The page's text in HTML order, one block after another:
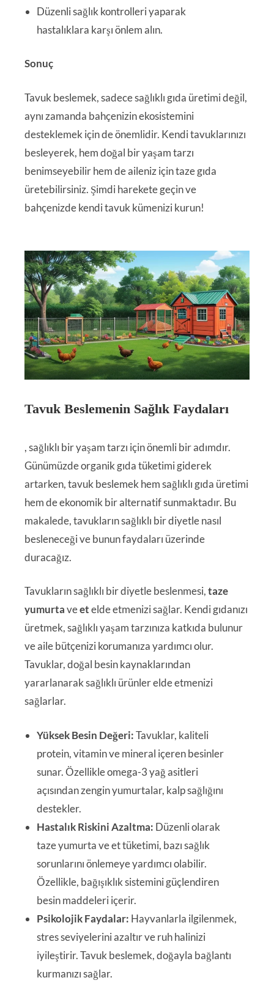
Düzenli sağlık kontrolleri yaparak
hastalıklara karşı önlem alın.
Sonuç
Tavuk beslemek, sadece sağlıklı gıda üretimi değil,
aynı zamanda bahçenizin ekosistemini
desteklemek için de önemlidir. Kendi tavuklarınızı
besleyerek, hem doğal bir yaşam tarzı
benimseyebilir hem de aileniz için taze gıda
üretebilirsiniz. Şimdi harekete geçin ve
bahçenizde kendi tavuk kümenizi kurun!
Tavuk Beslemenin Sağlık Faydaları
, sağlıklı bir yaşam tarzı için önemli bir adımdır.
Günümüzde organik gıda tüketimi giderek
artarken, tavuk beslemek hem sağlıklı gıda üretimi
hem de ekonomik bir alternatif sunmaktadır. Bu
makalede, tavukların sağlıklı bir diyetle nasıl
besleneceği ve bunun faydaları üzerinde
duracağız.
Tavukların sağlıklı bir diyetle beslenmesi,taze
yumurtaveetelde etmenizi sağlar. Kendi gıdanızı
üretmek, sağlıklı yaşam tarzınıza katkıda bulunur
ve aile bütçenizi korumanıza yardımcı olur.
Tavuklar, doğal besin kaynaklarından
yararlanarak sağlıklı ürünler elde etmenizi
sağlarlar.
Yüksek Besin Değeri:Tavuklar, kaliteli
protein, vitamin ve mineral içeren besinler
sunar. Özellikle omega-3 yağ asitleri
açısından zengin yumurtalar, kalp sağlığını
destekler.
Hastalık Riskini Azaltma: Düzenli olarak
taze yumurta ve et tüketimi, bazı sağlık
sorunlarını önlemeye yardımcı olabilir.
Özellikle, bağışıklık sistemini güçlendiren
besin maddeleri içerir.
Psikolojik Faydalar: Hayvanlarla ilgilenmek,
stres seviyelerini azaltır ve ruh halinizi
iyileştirir. Tavuk beslemek, doğayla bağlantı
kurmanızı sağlar.